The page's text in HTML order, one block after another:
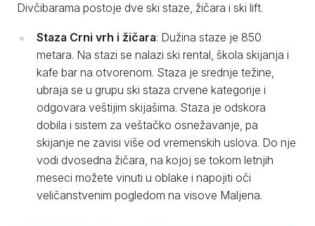
Divčibarama postoje dve ski staze, žičara i ski lift.
Staza Crni vrh i žičara: Dužina staze je 850
metara. Na stazi se nalazi ski rental, škola skijanja i
kafe bar na otvorenom. Staza je srednje težine,
ubraja se u grupu ski staza crvene kategorije i
odgovara veštijim skijašima. Staza je odskora
dobila i sistem za veštačko osnežavanje, pa
skijanje ne zavisi više od vremenskih uslova. Do nje
vodi dvosedna žičara, na kojoj se tokom letnjih
meseci možete vinuti u oblake i napojiti oči
veličanstvenim pogledom na visove Maljena.